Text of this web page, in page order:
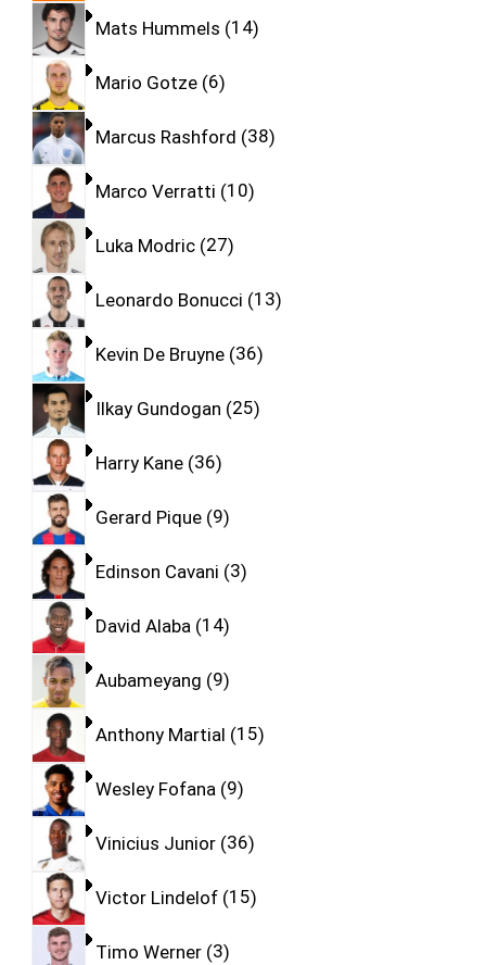
Mats Hummels 14
Mario Gotze 6
Marcus Rashford 38
Marco Verratti 10
Luka Modric 27
Leonardo Bonucci 13
Kevin De Bruyne 36
Ilkay Gundogan 25
Harry Kane 36
Gerard Pique 9
Edinson Cavani 3
David Alaba 14
Aubameyang 9
Anthony Martial 15
Wesley Fofana 9
Vinicius Junior 36
Victor Lindelof 15
Timo Werner 3